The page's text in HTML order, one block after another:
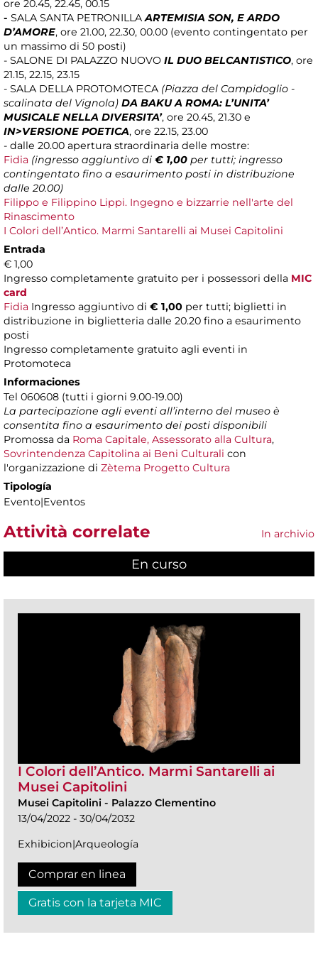
ore 20.45, 22.45, 00.15
- SALA SANTA PETRONILLAARTEMISIA SON, E ARDO
D’AMORE, ore 21.00, 22.30, 00.00 (evento contingentato per
un massimo di 50 posti)
- SALONE DI PALAZZO NUOVO IL DUO BELCANTISTICO, ore
21.15, 22.15, 23.15
- SALA DELLA PROTOMOTECA (Piazza del Campidoglio -
scalinata del Vignola) DA BAKU A ROMA: L’UNITA’
MUSICALE NELLA DIVERSITA’, ore 20.45, 21.30 e
IN>VERSIONE POETICA, ore 22.15, 23.00
- dalle 20.00 apertura straordinaria delle mostre:
Fidia (ingresso aggiuntivo di € 1,00 per tutti; ingresso
contingentato fino a esaurimento posti in distribuzione
dalle 20.00)
Filippo e Filippino Lippi. Ingegno e bizzarrie nell'arte del
Rinascimento
I Colori dell’Antico. Marmi Santarelli ai Musei Capitolini
Entrada
€ 1,00
Ingresso completamente gratuito per i possessori della MIC
card
Fidia Ingresso aggiuntivo di € 1,00 per tutti; biglietti in
distribuzione in biglietteria dalle 20.20 fino a esaurimento
posti
Ingresso completamente gratuito agli eventi in
Protomoteca
Informaciones
Tel 060608 (tutti i giorni 9.00-19.00)
La partecipazione agli eventi all’interno del museo è
consentita fino a esaurimento dei posti disponibili
Promossa da Roma Capitale, Assessorato alla Cultura,
Sovrintendenza Capitolina ai Beni Culturali con
l'organizzazione di Zètema Progetto Cultura
Tipología
Evento|Eventos
Attività correlate In archivio
En curso
I Colori dell’Antico. Marmi Santarelli ai
Musei Capitolini
Musei Capitolini - Palazzo Clementino
13/04/2022 - 30/04/2032
Exhibicion|Arqueología
Comprar en linea
Gratis con la tarjeta MIC